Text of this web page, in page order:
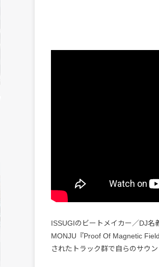
ISSUGIのビートメイカー／DJ名
MONJU『Proof Of Magnetic
されたトラック群で自らのサウ